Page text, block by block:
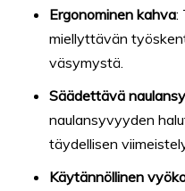
Ergonominen kahva:
miellyttävän
väsymystä.
Säädettävä
naulansyvyyden
täydellisen
Käytännöllinen